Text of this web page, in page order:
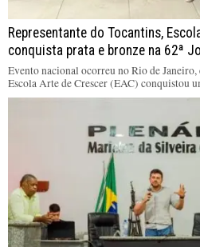
Representante do Tocantins,
conquista prata e bronze na 62ª
Evento nacional ocorreu no Rio de
Escola Arte de Crescer (EAC) conquistou